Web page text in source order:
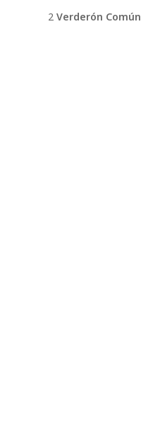
2 Verderón Común